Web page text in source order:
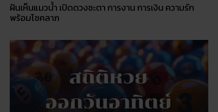
ฝันเห็นแมวน้ำ เปิดดวงชะตา การงาน การเงิน ความรัก
พร้อมโชคลาภ